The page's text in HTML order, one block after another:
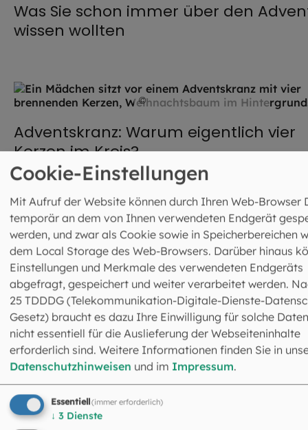
Was Sie schon immer über den
wissen wollten
© MT-R / stock.adobe.com
Adventskranz: Warum eigentlich vier
Kerzen im Kreis?
© EOM
Kripperl-G'schicht'n für den Advent:
Fensterbild
© Nicola Neubauer / EOM
Kripperl-G'schicht'n für den Advent:
Tischlaterne
Cookie-Einstellungen
Mit Aufruf der Website können durch Ihren Web-Browser
temporär an dem von Ihnen verwendeten Endgerät
werden, und zwar als Cookie sowie in Speicherbereichen
dem Local Storage des Web-Browsers. Darüber hinaus
Einstellungen und Merkmale des verwendeten Endgeräts
abgefragt, gespeichert und weiter verarbeitet werden.
25 TDDDG (Telekommunikation-Digitale-Dienste-
Gesetz) braucht es dazu Ihre Einwilligung für solche
nicht essentiell für die Auslieferung der Webseiteninhalte
erforderlich sind. Weitere Informationen finden Sie in
Datenschutzhinweisen und im Impressum.
Essentiell(immer erforderlich)
↓ 3 Dienste